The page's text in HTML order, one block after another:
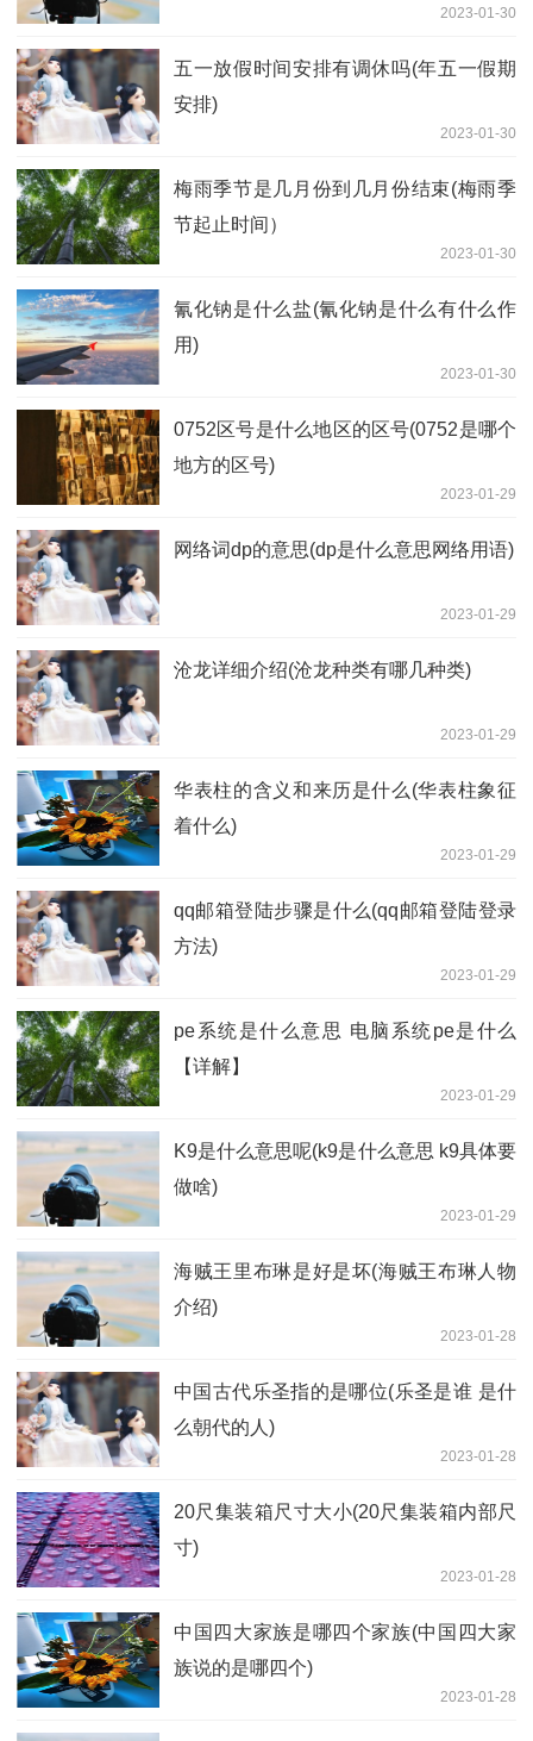
2023-01-30
五一放假时间安排有调休吗(年五一假期
安排)
2023-01-30
梅雨季节是几月份到几月份结束(梅雨季
节起止时间）
2023-01-30
氰化钠是什么盐(氰化钠是什么有什么作
用)
2023-01-30
0752区号是什么地区的区号(0752是哪个
地方的区号)
2023-01-29
网络词dp的意思(dp是什么意思网络用语)
2023-01-29
沧龙详细介绍(沧龙种类有哪几种类)
2023-01-29
华表柱的含义和来历是什么(华表柱象征
着什么)
2023-01-29
qq邮箱登陆步骤是什么(qq邮箱登陆登录
方法)
2023-01-29
pe系统是什么意思 电脑系统pe是什么
【详解】
2023-01-29
K9是什么意思呢(k9是什么意思 k9具体要
做啥)
2023-01-29
海贼王里布琳是好是坏(海贼王布琳人物
介绍)
2023-01-28
中国古代乐圣指的是哪位(乐圣是谁 是什
么朝代的人)
2023-01-28
20尺集装箱尺寸大小(20尺集装箱内部尺
寸)
2023-01-28
中国四大家族是哪四个家族(中国四大家
族说的是哪四个)
2023-01-28